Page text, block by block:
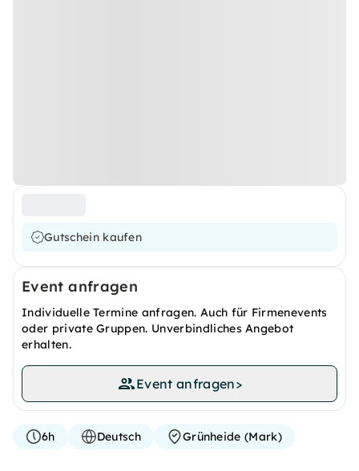
Gutschein kaufen
Event anfragen
Individuelle Termine anfragen. Auch für Firmenevents
oder private Gruppen. Unverbindliches Angebot
erhalten.
Event anfragen>
6h Deutsch Grünheide (Mark)